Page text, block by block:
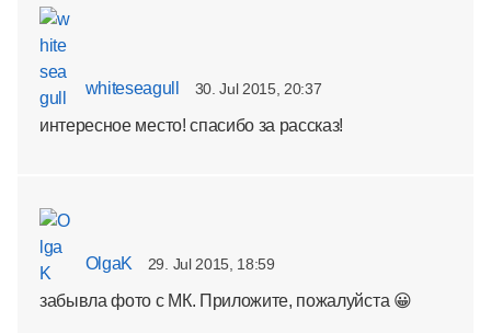
whiteseagull 30. Jul 2015, 20:37
интересное место! спасибо за рассказ!
OlgaK 29. Jul 2015, 18:59
забывла фото с МК. Приложите, пожалуйста 😀